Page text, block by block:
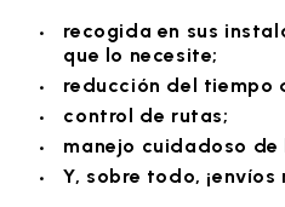
recogida en sus
que lo necesite;
reducción del tiempo
control de rutas;
manejo cuidadoso de
Y, sobre todo,